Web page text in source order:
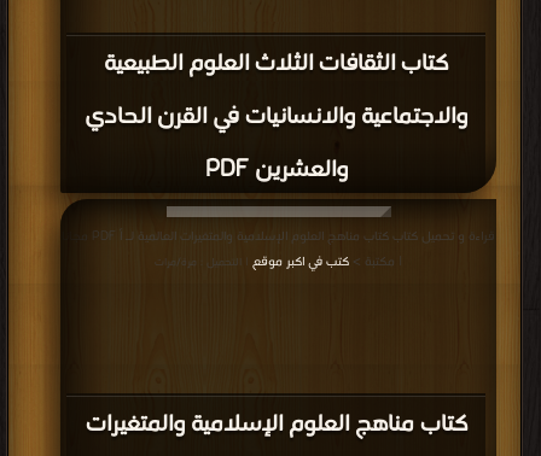
كتاب الثقافات الثلاث العلوم الطبيعية
والاجتماعية والانسانيات في القرن الحادي
والعشرين PDF
كتاب مناهج العلوم الإسلامية والمتغيرات
| مكتبة > كتب في اكبر موقع | التحميل : مرة/مرات